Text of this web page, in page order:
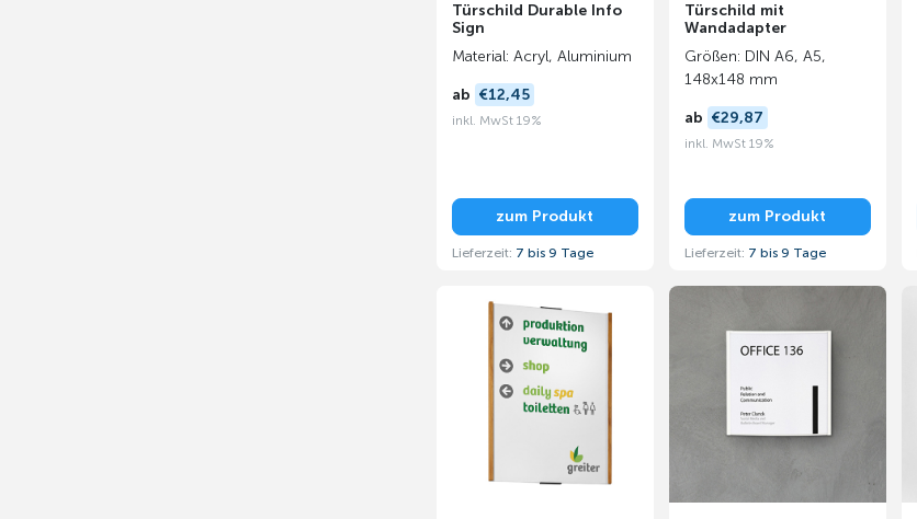
Türschild Durable Info
Sign
Material: Acryl, Aluminium
ab €12,45
inkl. MwSt 19%
zum Produkt
Lieferzeit: 7 bis 9 Tage
Türschild mit
Wandadapter
Größen: DIN A6, A5,
148x148 mm
ab €29,87
inkl. MwSt 19%
zum Produkt
Lieferzeit: 7 bis 9 Tage